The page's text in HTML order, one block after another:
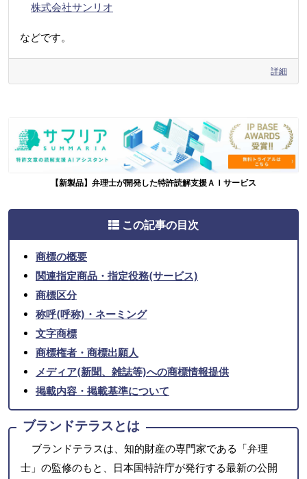
株式会社サンリオ
などです。
詳細
【新製品】弁理士が開発した特許読解支援ＡＩサービス
この記事の目次
商標の概要
関連指定商品・指定役務(サービス)
商標区分
称呼(呼称)・ネーミング
文字商標
商標権者・商標出願人
メディア(新聞、雑誌等)への商標情報提供
掲載内容・掲載基準について
ブランドテラスとは
ブランドテラスは、知的財産の専門家である「弁理
士」の監修のもと、日本国特許庁が発行する最新の公開